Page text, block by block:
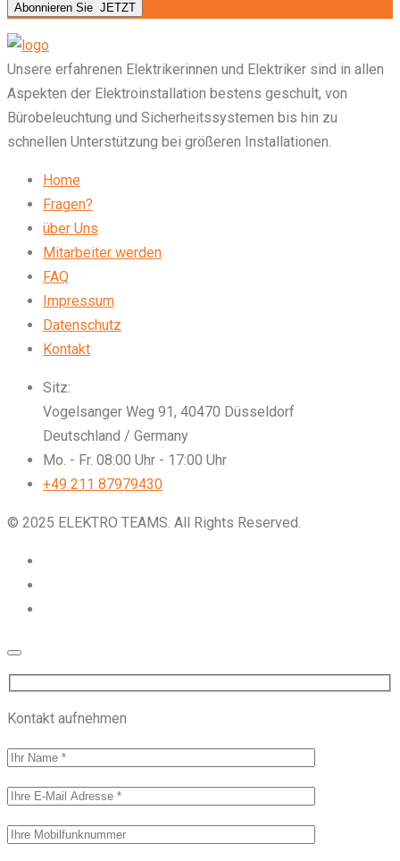
Abonnieren Sie JETZT
Unsere erfahrenen Elektrikerinnen und Elektriker sind in allen
Aspekten der Elektroinstallation bestens geschult, von
Bürobeleuchtung und Sicherheitssystemen bis hin zu
schnellen Unterstützung bei größeren Installationen.
Home
Fragen?
über Uns
Mitarbeiter werden
FAQ
Impressum
Datenschutz
Kontakt
Sitz:
Vogelsanger Weg 91, 40470 Düsseldorf
Deutschland / Germany
Mo. - Fr. 08:00 Uhr - 17:00 Uhr
+49 211 87979430
© 2025 ELEKTRO TEAMS. All Rights Reserved.
Kontakt aufnehmen